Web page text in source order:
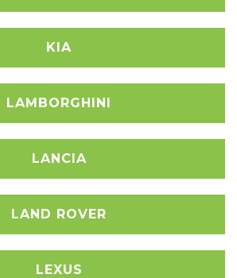
KIA
LAMBORGHINI
LANCIA
LAND ROVER
LEXUS